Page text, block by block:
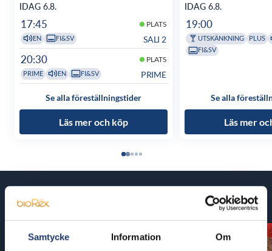
Samtycke Information Om
IDAG 6.8.
17:45 PLATS
EN FI&SV SALI 2
20:30 PLATS
PRIME EN FI&SV PRIME
Se alla föreställningstider
Läs mer och köp
IDAG 6.8.
19:00
UTSKÄNKNING
PLUS
FI&SV
Se alla
Läs mer
Kommande filmer